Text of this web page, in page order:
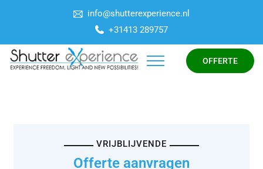
info@shutterexperience.nl
+31413 289757
OFFERTE
VRIJBLIJVENDE
Offerte aanvragen